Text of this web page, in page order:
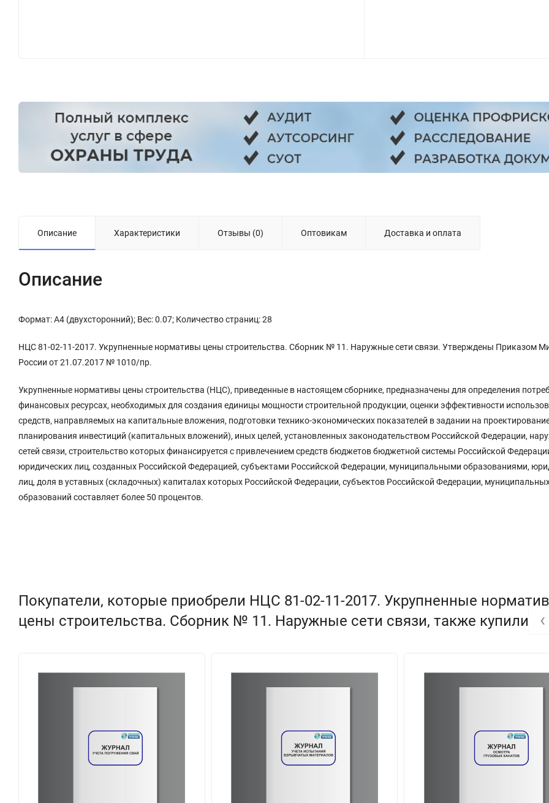
Описание Характеристики Отзывы (0) Оптовикам Доставка и оплата
Описание
Формат: А4 (двухсторонний); Вес: 0.07; Количество страниц: 28
НЦС 81-02-11-2017. Укрупненные нормативы цены строительства. Сборник № 11. Наружные сети связи. Утверждены Приказом
России от 21.07.2017 № 1010/пр.
Укрупненные нормативы цены строительства (НЦС), приведенные в настоящем сборнике, предназначены для определения
финансовых ресурсах, необходимых для создания единицы мощности строительной продукции, оценки эффективности
средств, направляемых на капитальные вложения, подготовки технико-экономических показателей в задании на
планирования инвестиций (капитальных вложений), иных целей, установленных законодательством Российской Федерации,
сетей связи, строительство которых финансируется с привлечением средств бюджетов бюджетной системы Российской
юридических лиц, созданных Российской Федерацией, субъектами Российской Федерации, муниципальными образованиями,
лиц, доля в уставных (складочных) капиталах которых Российской Федерации, субъектов Российской Федерации,
образований составляет более 50 процентов.
Покупатели, которые приобрели НЦС 81-02-11-2017. Укрупненные
цены строительства. Сборник № 11. Наружные сети связи, также купили
‹